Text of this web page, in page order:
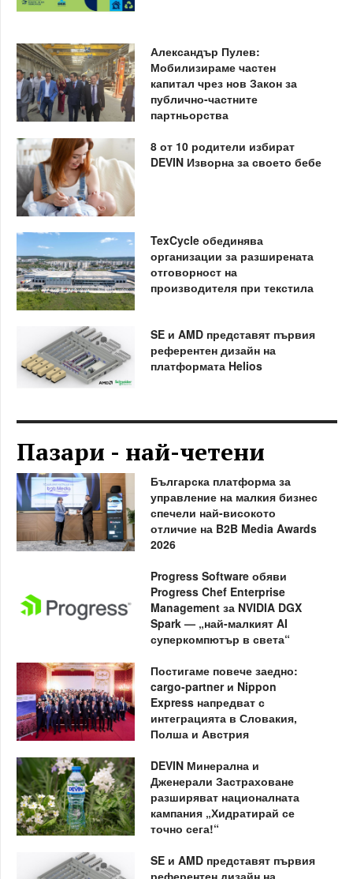
Александър Пулев:
Мобилизираме частен
капитал чрез нов Закон за
публично-частните
партньорства
8 от 10 родители избират
DEVIN Изворна за своето бебе
TexCycle обединява
организации за разширената
отговорност на
производителя при текстила
SE и AMD представят първия
референтен дизайн на
платформата Helios
Пазари - най-четени
Българска платформа за
управление на малкия бизнес
спечели най-високото
отличие на B2B Media Awards
2026
Progress Software обяви
Progress Chef Enterprise
Management за NVIDIA DGX
Spark — „най-малкият AI
суперкомпютър в света“
Постигаме повече заедно:
cargo-partner и Nippon
Express напредват с
интеграцията в Словакия,
Полша и Австрия
DEVIN Минерална и
Дженерали Застраховане
разширяват националната
кампания „Хидратирай се
точно сега!“
SE и AMD представят първия
референтен дизайн на